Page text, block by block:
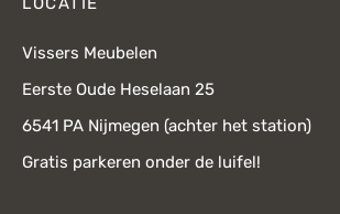
Vissers Meubelen
Eerste Oude Heselaan 25
6541 PA Nijmegen (achter het station)
Gratis parkeren onder de luifel!